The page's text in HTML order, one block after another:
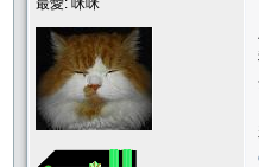
最愛: 咪咪